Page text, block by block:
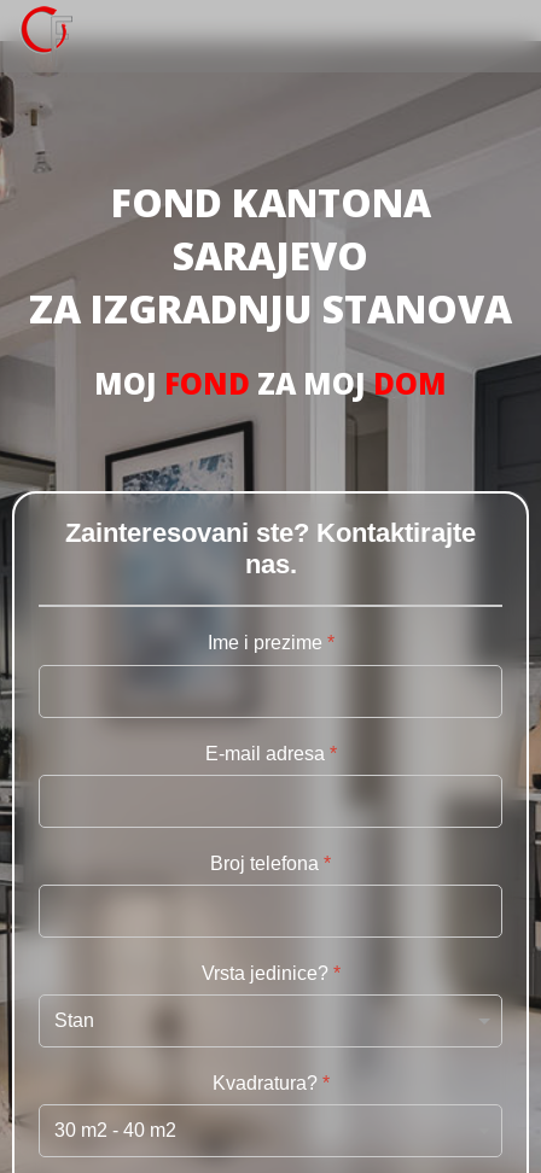
FOND KANTONA
SARAJEVO
ZA IZGRADNJU STANOVA
MOJ FOND ZA MOJDOM
Zainteresovani ste? Kontaktirajte
nas.
Ime i prezime *
E-mail adresa *
Broj telefona *
Vrsta jedinice? *
Kvadratura? *